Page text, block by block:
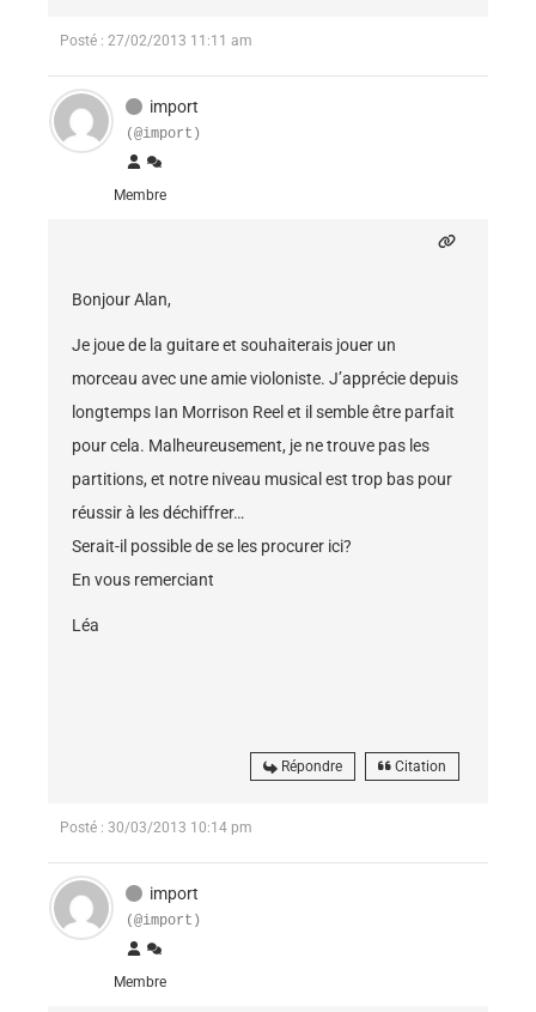
Posté : 27/02/2013 11:11 am
import
(@import)
Membre
Bonjour Alan,
Je joue de la guitare et souhaiterais jouer un
morceau avec une amie violoniste. J’apprécie depuis
longtemps Ian Morrison Reel et il semble être parfait
pour cela. Malheureusement, je ne trouve pas les
partitions, et notre niveau musical est trop bas pour
réussir à les déchiffrer…
Serait-il possible de se les procurer ici?
En vous remerciant
Léa
Répondre Citation
Posté : 30/03/2013 10:14 pm
import
(@import)
Membre